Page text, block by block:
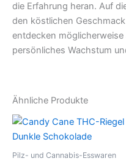
die Erfahrung heran. Auf
den köstlichen
entdecken
persönliches Wachstum
Ähnliche Produkte
Pilz- und Cannabis-Esswaren